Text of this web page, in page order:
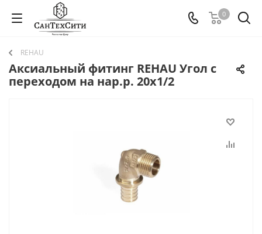
0
REHAU
Аксиальный фитинг REHAU Угол с
переходом на нар.р. 20х1/2